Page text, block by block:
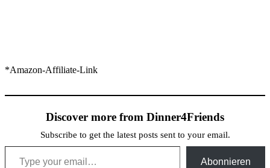
*Amazon-Affiliate-Link
Discover more from Dinner4Friends
Subscribe to get the latest posts sent to your email.
Type your email…
Abonnieren